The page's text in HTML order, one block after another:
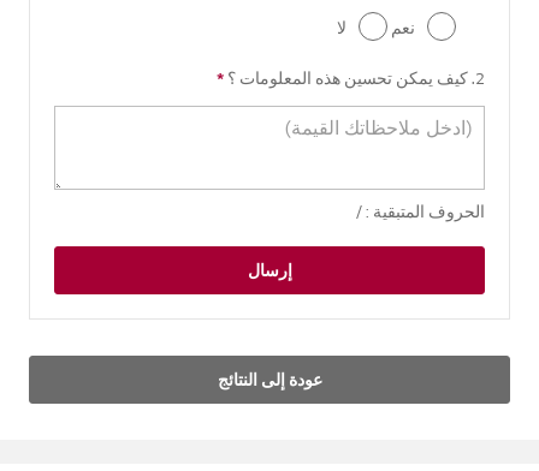
نعم
لا
2. كيف يمكن تحسين هذه المعلومات ؟ *
الحروف المتبقية :/
إرسال
عودة إلى النتائج